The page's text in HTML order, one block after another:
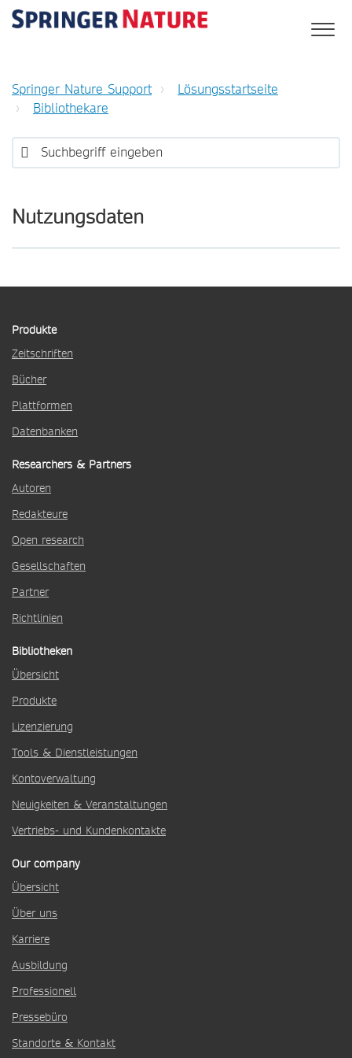
Springer Nature Support
Lösungsstartseite
Bibliothekare
Nutzungsdaten
Produkte
Zeitschriften
Bücher
Plattformen
Datenbanken
Researchers & Partners
Autoren
Redakteure
Open research
Gesellschaften
Partner
Richtlinien
Bibliotheken
Übersicht
Produkte
Lizenzierung
Tools & Dienstleistungen
Kontoverwaltung
Neuigkeiten & Veranstaltungen
Vertriebs- und Kundenkontakte
Our company
Übersicht
Über uns
Karriere
Ausbildung
Professionell
Pressebüro
Standorte & Kontakt